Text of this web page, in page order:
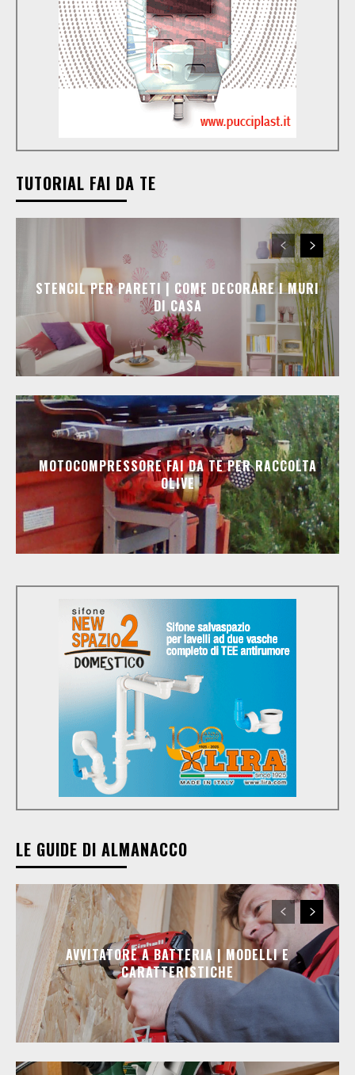
TUTORIAL FAI DA TE
STENCIL PER PARETI | COME DECORARE I MURI
DI CASA
MOTOCOMPRESSORE FAI DA TE PER RACCOLTA
OLIVE
LE GUIDE DI ALMANACCO
AVVITATORE A BATTERIA | MODELLI E
CARATTERISTICHE